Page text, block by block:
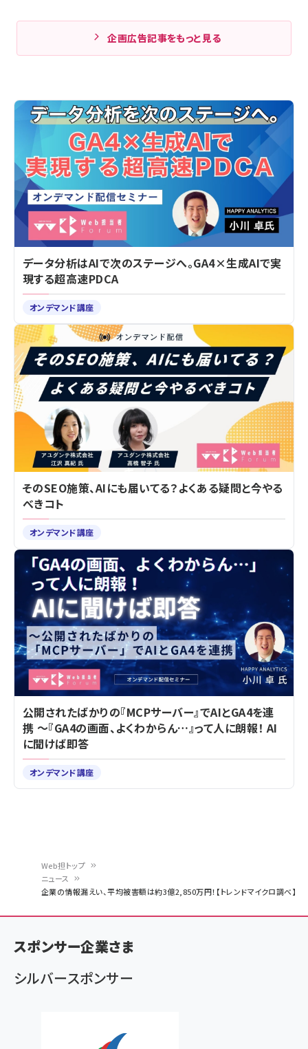
ン
く
ず
Web担トップ
ニュース
企業の情報漏えい、平均被害額は約3億2,850万円！【トレンドマイクロ調べ】
企画広告記事をもっと見る
データ分析はAIで次のステージへ。GA4×生成AIで実
現する超高速PDCA
オンデマンド講座
そのSEO施策、AIにも届いてる？よくある疑問と今やる
べきコト
オンデマンド講座
公開されたばかりの『MCPサーバー』でAIとGA4を連
携 ～『GA4の画面、よくわからん…』って人に朗報！ AI
に聞けば即答
オンデマンド講座
スポンサー企業さま
シルバースポンサー